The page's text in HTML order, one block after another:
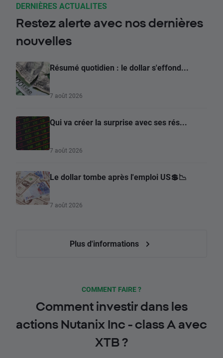
DERNIÈRES ACTUALITES
Restez alerte avec nos dernières
nouvelles
Résumé quotidien : le dollar s'effond...
7 août 2026
Qui va créer la surprise avec ses rés...
7 août 2026
Le dollar tombe après l'emploi US💲📉
7 août 2026
Plus d'informations
COMMENT FAIRE ?
Comment investir dans les
actions Nutanix Inc - class A avec
XTB ?